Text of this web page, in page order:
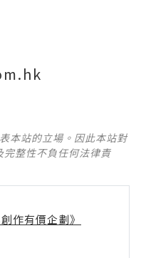
本站的立場。因此本站對
整性不負任何法律責
作有價企劃》